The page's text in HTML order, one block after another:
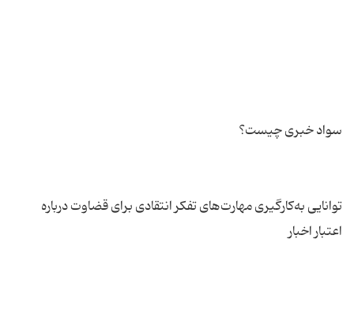
توانایی به‌کارگیری مهارت‌های تفکر انتقادی برای قضاوت درباره